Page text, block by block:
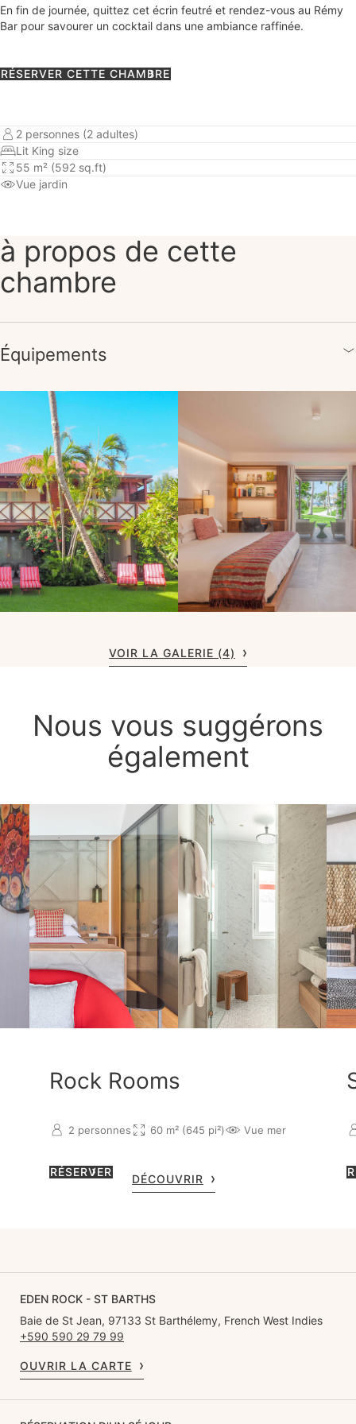
En fin de journée, quittez cet écrin feutré et rendez-vous au Rémy
Bar pour savourer un cocktail dans une ambiance raffinée.
RÉSERVER CETTE CHAMBRE
2 personnes (2 adultes)
Lit King size
55 m² (592 sq.ft)
Vue jardin
à propos de cette
chambre
Équipements
VOIR LA GALERIE (4)
Nous vous suggérons
également
Rock Rooms
2 personnes 60 m² (645 pi²) Vue mer
RÉSERVER
DÉCOUVRIR
EDEN ROCK - ST BARTHS
Baie de St Jean, 97133 St Barthélemy, French West Indies
+590 590 29 79 99
OUVRIR LA CARTE